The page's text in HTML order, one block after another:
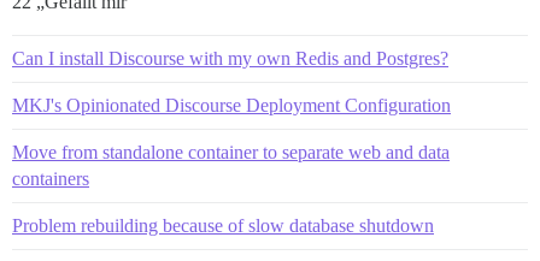
Can I install Discourse with my own Redis and Postgres?
MKJ's Opinionated Discourse Deployment Configuration
Move from standalone container to separate web and data
containers
Problem rebuilding because of slow database shutdown